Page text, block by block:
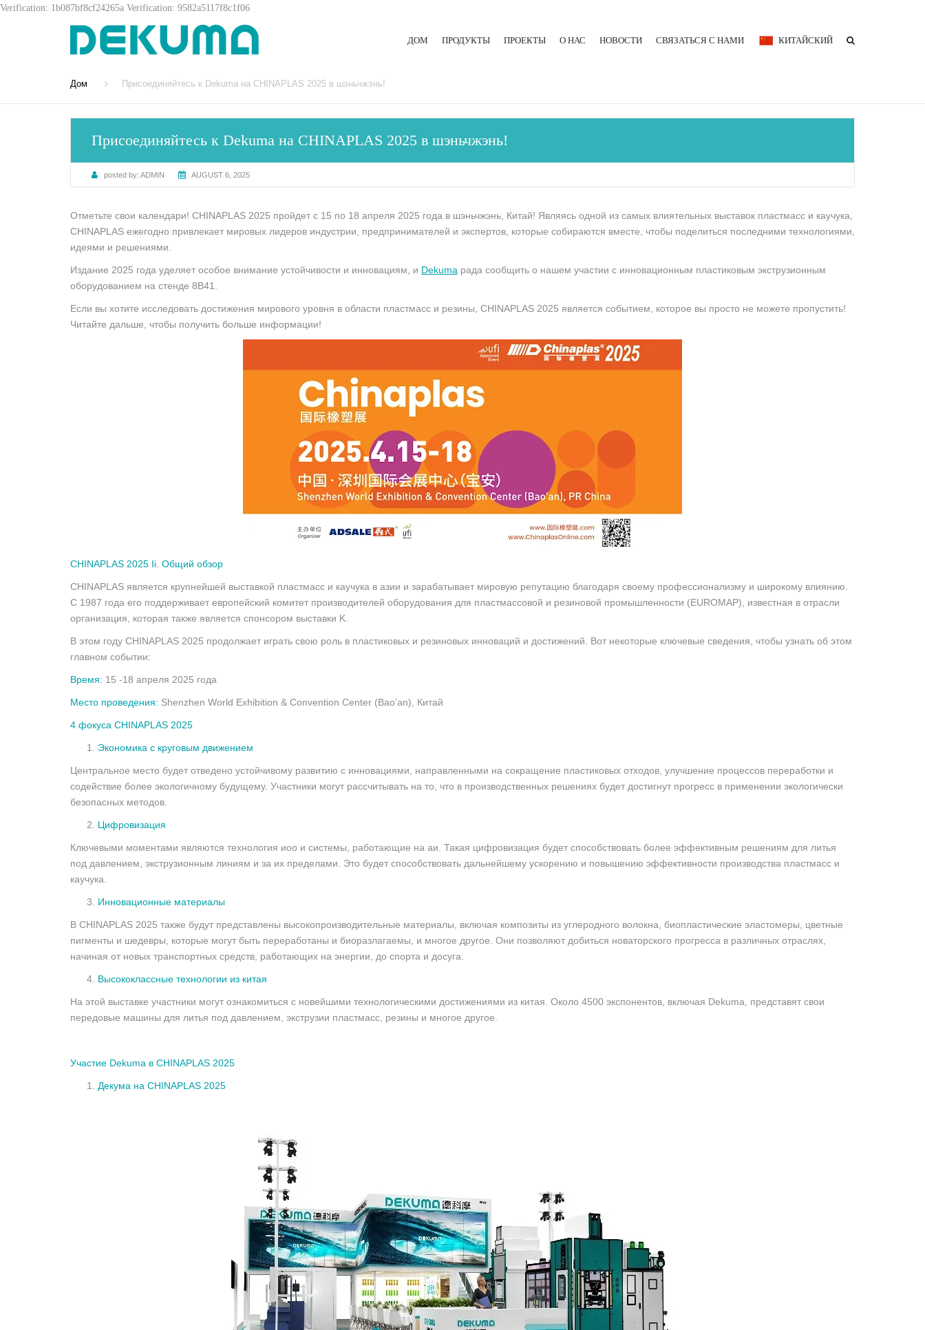
Verification: 1b087bf8cf24265a Verification: 9582a5117f8c1f06
ДОМ ПРОДУКТЫ ПРОЕКТЫ О НАС НОВОСТИ СВЯЗАТЬСЯ С НАМИ КИТАЙСКИЙ
Дом Присоединяйтесь к Dekuma на CHINAPLAS 2025 в шэньчжэнь!
Присоединяйтесь к Dekuma на CHINAPLAS 2025 в шэньчжэнь!
posted by: ADMIN AUGUST 6, 2025
Отметьте свои календари! CHINAPLAS 2025 пройдет с 15 по 18 апреля 2025 года в шэньчжэнь, Китай! Являясь одной из самых влиятельных выставок пластмасс и каучука,
CHINAPLAS ежегодно привлекает мировых лидеров индустрии, предпринимателей и экспертов, которые собираются вместе, чтобы поделиться последними технологиями,
идеями и решениями.
Издание 2025 года уделяет особое внимание устойчивости и инновациям, и Dekuma рада сообщить о нашем участии с инновационным пластиковым экструзионным
оборудованием на стенде 8B41.
Если вы хотите исследовать достижения мирового уровня в области пластмасс и резины, CHINAPLAS 2025 является событием, которое вы просто не можете пропустить!
Читайте дальше, чтобы получить больше информации!
CHINAPLAS 2025 Ii. Общий обзор
CHINAPLAS является крупнейшей выставкой пластмасс и каучука в азии и зарабатывает мировую репутацию благодаря своему профессионализму и широкому влиянию.
С 1987 года его поддерживает европейский комитет производителей оборудования для пластмассовой и резиновой промышленности (EUROMAP), известная в отрасли
организация, которая также является спонсором выставки K.
В этом году CHINAPLAS 2025 продолжает играть свою роль в пластиковых и резиновых инноваций и достижений. Вот некоторые ключевые сведения, чтобы узнать об этом
главном событии:
Время: 15 -18 апреля 2025 года
Место проведения: Shenzhen World Exhibition & Convention Center (Bao’an), Китай
4 фокуса CHINAPLAS 2025
Экономика с круговым движением
Центральное место будет отведено устойчивому развитию с инновациями, направленными на сокращение пластиковых отходов, улучшение процессов переработки и
содействие более экологичному будущему. Участники могут рассчитывать на то, что в производственных решениях будет достигнут прогресс в применении экологически
безопасных методов.
Цифровизация
Ключевыми моментами являются технология иоо и системы, работающие на аи. Такая цифровизация будет способствовать более эффективным решениям для литья
под давлением, экструзионным линиям и за их пределами. Это будет способствовать дальнейшему ускорению и повышению эффективности производства пластмасс и
каучука.
Инновационные материалы
В CHINAPLAS 2025 также будут представлены высокопроизводительные материалы, включая композиты из углеродного волокна, биопластические эластомеры, цветные
пигменты и шедевры, которые могут быть переработаны и биоразлагаемы, и многое другое. Они позволяют добиться новаторского прогресса в различных отраслях,
начиная от новых транспортных средств, работающих на энергии, до спорта и досуга.
Высококлассные технологии из китая
На этой выставке участники могут ознакомиться с новейшими технологическими достижениями из китая. Около 4500 экспонентов, включая Dekuma, представят свои
передовые машины для литья под давлением, экструзии пластмасс, резины и многое другое.
Участие Dekuma в CHINAPLAS 2025
Декума на CHINAPLAS 2025